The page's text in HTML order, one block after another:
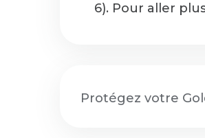
6). Pour aller
Protégez votre